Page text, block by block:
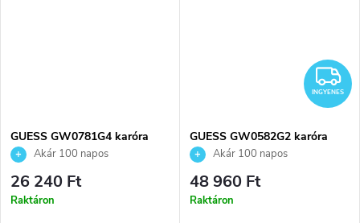
GUESS GW0781G4 karóra
Akár 100 napos
visszaküldési lehetőség. Hivatalos
márkakereskedő.
26 240 Ft
Raktáron
INGYENES
GUESS GW0582G2 karóra
Akár 100 napos
visszaküldési lehetőség. Hivatalos
márkakereskedő.
48 960 Ft
Raktáron